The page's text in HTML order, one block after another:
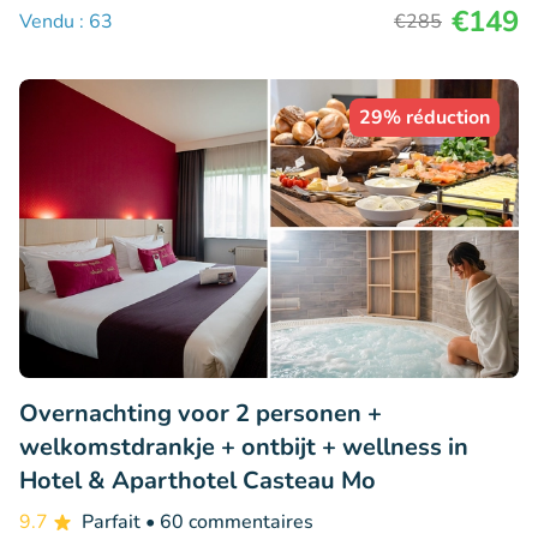
Vendu : 63
€285 €149
29% réduction
Overnachting voor 2 personen +
welkomstdrankje + ontbijt + wellness in
Hotel & Aparthotel Casteau Mo
9.7 Parfait • 60 commentaires